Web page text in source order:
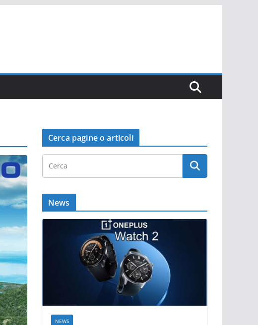
Cerca pagine o articoli
News
NEWS